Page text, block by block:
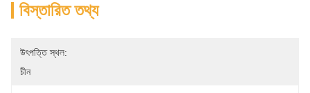
বিস্তারিত তথ্য
উৎপত্তি স্থল:
চীন